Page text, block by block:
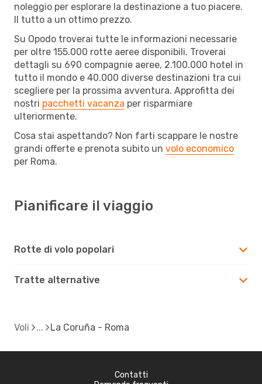
noleggio per esplorare la destinazione a tuo piacere.
Il tutto a un ottimo prezzo.
Su Opodo troverai tutte le informazioni necessarie
per oltre 155.000 rotte aeree disponibili. Troverai
dettagli su 690 compagnie aeree, 2.100.000 hotel in
tutto il mondo e 40.000 diverse destinazioni tra cui
scegliere per la prossima avventura. Approfitta dei
nostri pacchetti vacanza per risparmiare
ulteriormente.
Cosa stai aspettando? Non farti scappare le nostre
grandi offerte e prenota subito un volo economico
per Roma.
Pianificare il viaggio
Rotte di volo popolari
Tratte alternative
Voli La Coruña - Roma
Contatti